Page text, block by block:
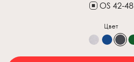
OS 42-48
Цвет